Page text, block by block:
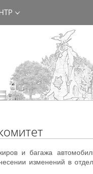
и багажа
изменений в